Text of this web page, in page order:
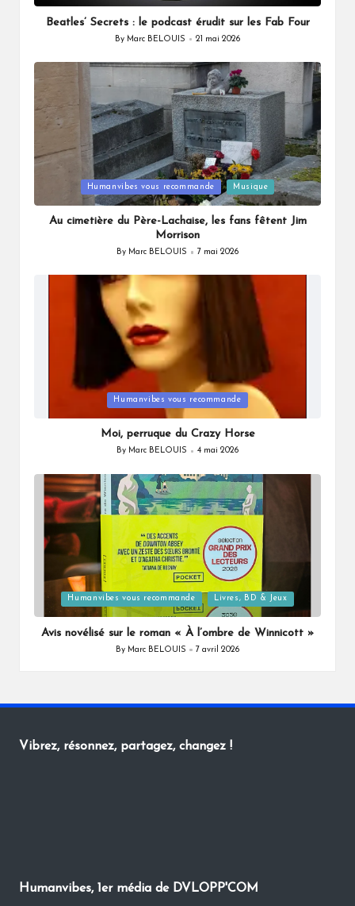
in
Beatles’ Secrets : le podcast érudit sur les Fab Four
Posted
By Marc BELOUIS 21 mai 2026
in
Humanvibes vous recommande Musique
Au cimetière du Père-Lachaise, les fans fêtent Jim
Morrison
Posted
By Marc BELOUIS 7 mai 2026
in
Humanvibes vous recommande
Moi, perruque du Crazy Horse
Posted
By Marc BELOUIS 4 mai 2026
Posted
in
Humanvibes vous recommande Livres, BD & Jeux
Avis novélisé sur le roman « À l’ombre de Winnicott »
Posted
By Marc BELOUIS 7 avril 2026
Vibrez, résonnez, partagez, changez !
Humanvibes, 1er média de DVLOPP'COM